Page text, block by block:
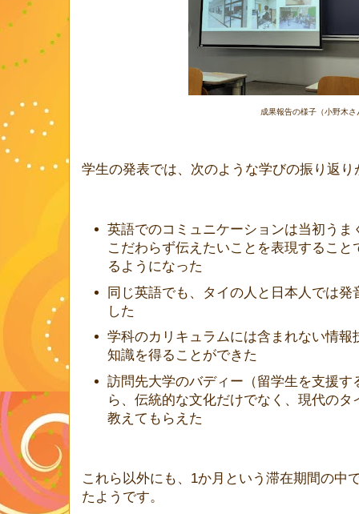
成果報告の様子（小野木さ
学生の発表では、次のような学びの振り返り
英語でのコミュニケーションは当初う
こだわらず伝えたいことを表現するこ
るようになった
同じ英語でも、タイの人と日本人では
した
学科のカリキュラムには含まれない情
知識を得ることができた
訪問先大学のバディー（留学生を支援す
ら、伝統的な文化だけでなく、現代の
教えてもらえた
これら以外にも、1か月という滞在期間の中
たようです。